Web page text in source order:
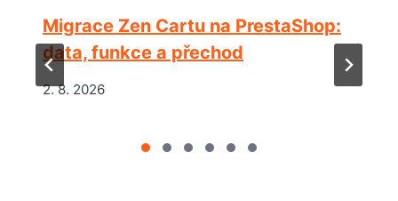
Migrace Zen Cartu na PrestaShop:
data, funkce a přechod
2. 8. 2026